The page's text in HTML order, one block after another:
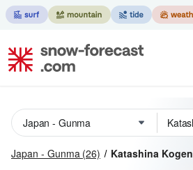
Japan - Gunma (26) Katashina Kogen